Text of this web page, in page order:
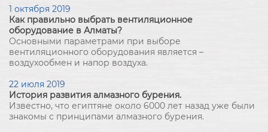
1 октября 2019
Как правильно выбрать вентиляционное
оборудование в Алматы?
Основными параметрами при выборе
вентиляционного оборудования является –
воздухообмен и напор воздуха.
22 июля 2019
История развития алмазного бурения.
Известно, что египтяне около 6000 лет назад уже были
знакомы с принципами алмазного бурения.